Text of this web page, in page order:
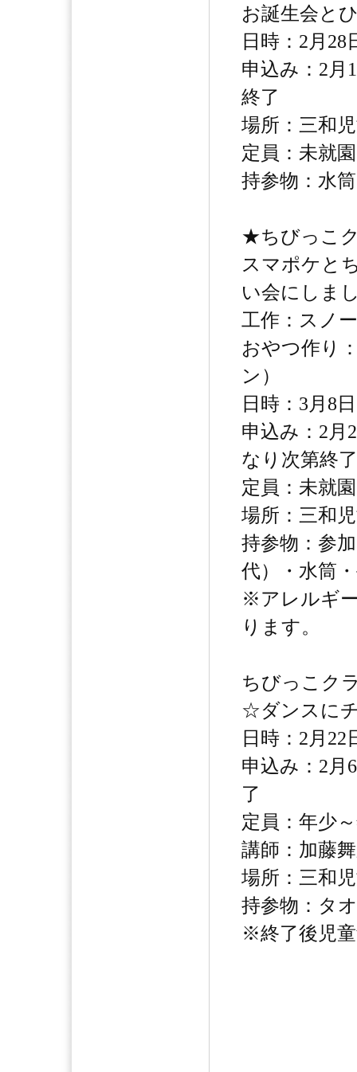
お誕生会と
日時：2月28
申込み：2
終了
場所：三和
定員：未就
持参物：水筒
★ちびっこ
スマポケと
い会にしま
工作：スノ
おやつ作り
ン）
日時：3月8
申込み：2
なり次第終了
定員：未就
場所：三和
持参物：参
代）・水筒
※アレルギ
ります。
ちびっこク
☆ダンスに
日時：2月22
申込み：2
了
定員：年少
講師：加藤
場所：三和
持参物：タ
※終了後児